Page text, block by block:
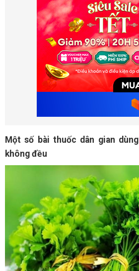
Một số bài thuốc dân gian
không đều